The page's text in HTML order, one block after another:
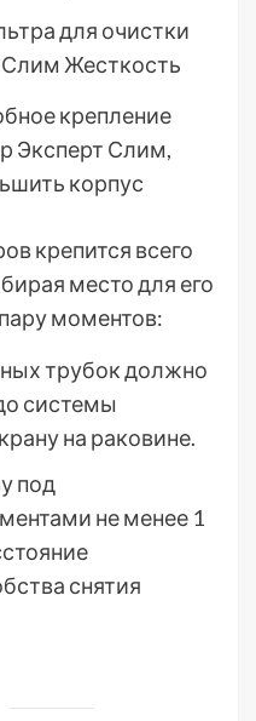
крепление
Эксперт Слим,
корпус
крепится всего
место для его
моментов:
трубок должно
системы
на раковине.
под
не менее 1
снятия